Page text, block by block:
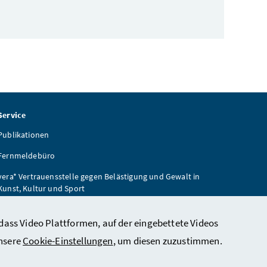
Video Plattformen, auf der eingebettete Videos
Cookie-Einstellungen, um diesen zuzustimmen.
Vertrauensstelle gegen Belästigung und Gewalt in
Kultur und Sport